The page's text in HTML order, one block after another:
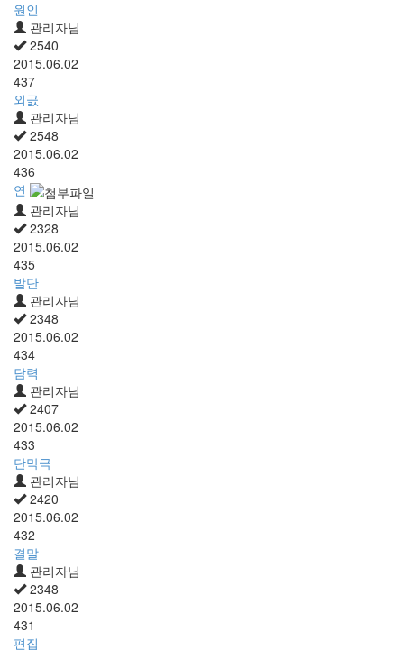
원인
관리자님
2540
2015.06.02
437
외곬
관리자님
2548
2015.06.02
436
연
관리자님
2328
2015.06.02
435
발단
관리자님
2348
2015.06.02
434
담력
관리자님
2407
2015.06.02
433
단막극
관리자님
2420
2015.06.02
432
결말
관리자님
2348
2015.06.02
431
편집